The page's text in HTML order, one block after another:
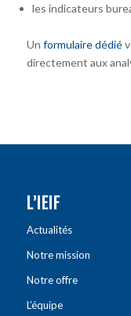
les indicateurs
Un formulaire dédié
directement aux
L’IEIF
Actualités
Notre mission
Notre offre
L’équipe